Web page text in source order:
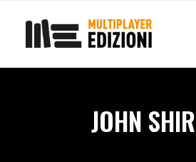
IN EVIDENZA
JOHN